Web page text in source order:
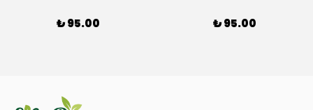
₺ 95.00 ₺ 95.00